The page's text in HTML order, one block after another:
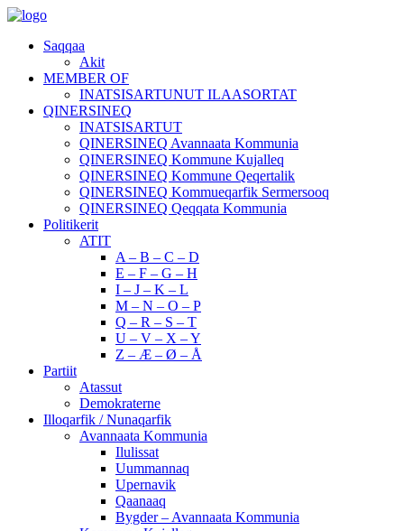
Saqqaa
Akit
MEMBER OF
INATSISARTUNUT ILAASORTAT
QINERSINEQ
INATSISARTUT
QINERSINEQ Avannaata Kommunia
QINERSINEQ Kommune Kujalleq
QINERSINEQ Kommune Qeqertalik
QINERSINEQ Kommueqarfik Sermersooq
QINERSINEQ Qeqqata Kommunia
Politikerit
ATIT
A – B – C – D
E – F – G – H
I – J – K – L
M – N – O – P
Q – R – S – T
U – V – X – Y
Z – Æ – Ø – Å
Partiit
Atassut
Demokraterne
Illoqarfik / Nunaqarfik
Avannaata Kommunia
Ilulissat
Uummannaq
Upernavik
Qaanaaq
Bygder – Avannaata Kommunia